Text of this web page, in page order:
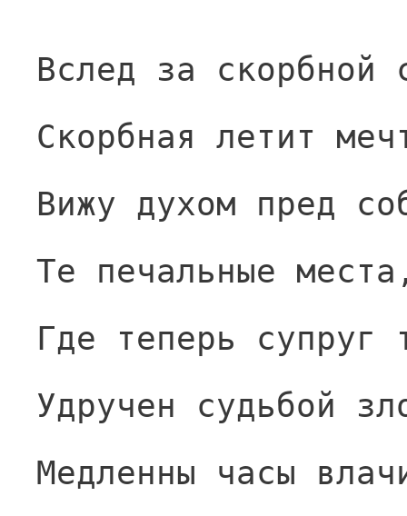
Вслед за скорбной
Скорбная летит
Вижу духом пред
Те печальные
Где теперь супруг
Удручен судьбой
Медленны часы